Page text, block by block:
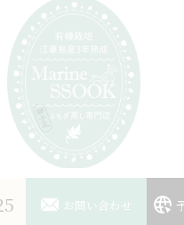
お問い合わせ
しならMarine SSOOK ALL